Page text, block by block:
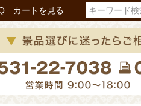
カートを見る